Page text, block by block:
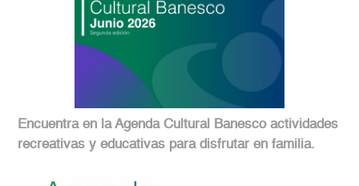
Encuentra en la Agenda Cultural Banesco actividades
recreativas y educativas para disfrutar en familia.